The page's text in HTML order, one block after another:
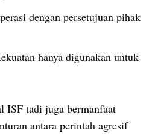
dengan persetujuan pihak
hanya digunakan untuk
ISF tadi juga bermanfaat
antara perintah agresif